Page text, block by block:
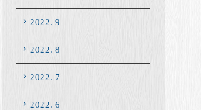
2022. 9
2022. 8
2022. 7
2022. 6